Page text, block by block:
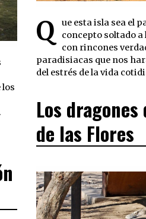
Q
ue esta isla sea el
concepto soltado
con rincones
paradisiacas que nos
del estrés de la vida
los
Los
de las Flores